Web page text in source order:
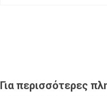
Για περισσότερες